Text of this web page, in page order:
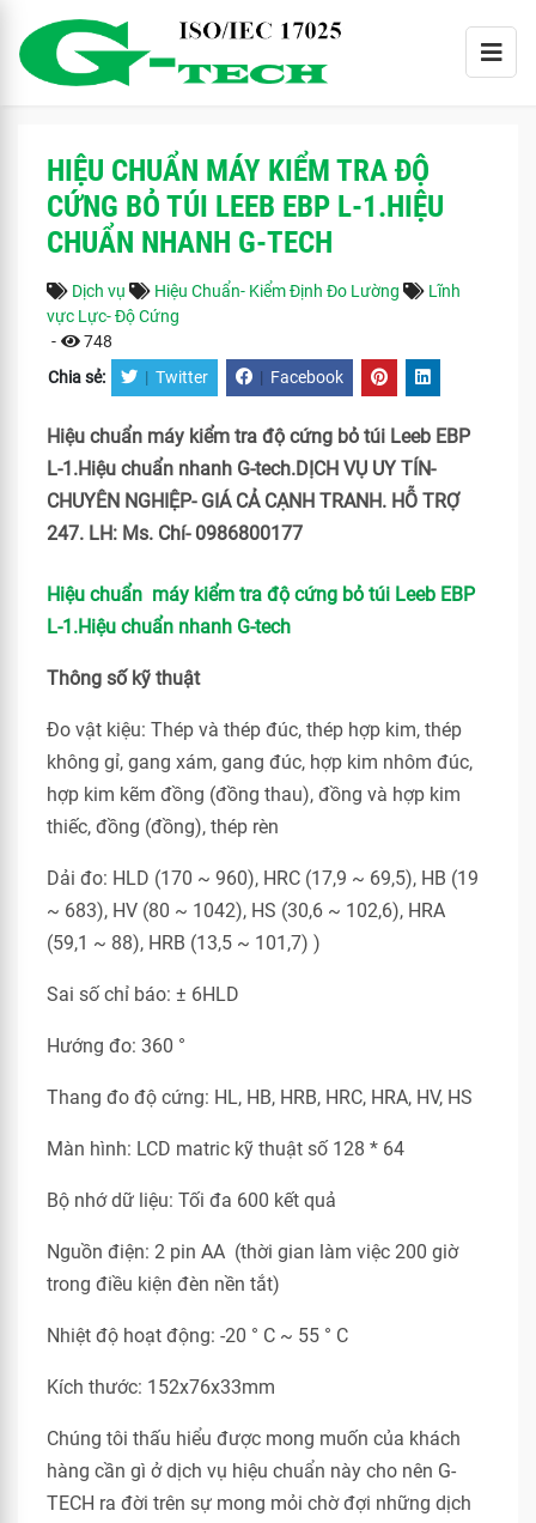
HIỆU CHUẨN MÁY KIỂM TRA ĐỘ
CỨNG BỎ TÚI LEEB EBP L-1.HIỆU
CHUẨN NHANH G-TECH
Dịch vụ Hiệu Chuẩn- Kiểm Định Đo Lường
Lĩnh
vực Lực- Độ Cứng
-
748
Chia sẻ: | Twitter | Facebook
Hiệu chuẩn máy kiểm tra độ cứng bỏ túi Leeb EBP
L-1.Hiệu chuẩn nhanh G-tech.DỊCH VỤ UY TÍN-
CHUYÊN NGHIỆP- GIÁ CẢ CẠNH TRANH. HỖ TRỢ
247. LH: Ms. Chí- 0986800177
Hiệu chuẩn máy kiểm tra độ cứng bỏ túi Leeb EBP
L-1.Hiệu chuẩn nhanh G-tech
Thông số kỹ thuật
Đo vật kiệu: Thép và thép đúc, thép hợp kim, thép
không gỉ, gang xám, gang đúc, hợp kim nhôm đúc,
hợp kim kẽm đồng (đồng thau), đồng và hợp kim
thiếc, đồng (đồng), thép rèn
Dải đo: HLD (170 ~ 960), HRC (17,9 ~ 69,5), HB (19
~ 683), HV (80 ~ 1042), HS (30,6 ~ 102,6), HRA
(59,1 ~ 88), HRB (13,5 ~ 101,7) )
Sai số chỉ báo: ± 6HLD
Hướng đo: 360 °
Thang đo độ cứng: HL, HB, HRB, HRC, HRA, HV, HS
Màn hình: LCD matric kỹ thuật số 128 * 64
Bộ nhớ dữ liệu: Tối đa 600 kết quả
Nguồn điện: 2 pin AA (thời gian làm việc 200 giờ
trong điều kiện đèn nền tắt)
Nhiệt độ hoạt động: -20 ° C ~ 55 ° C
Kích thước: 152x76x33mm
Chúng tôi thấu hiểu được mong muốn của khách
hàng cần gì ở dịch vụ hiệu chuẩn này cho nên G-
TECH ra đời trên sự mong mỏi chờ đợi những dịch